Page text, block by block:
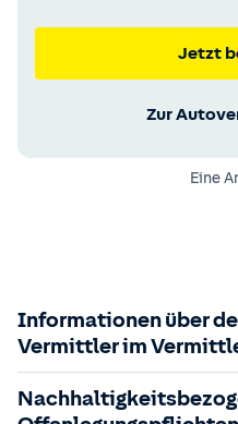
Jetzt
Zur
Eine
Informationen über
Vermittler im
Zuständige